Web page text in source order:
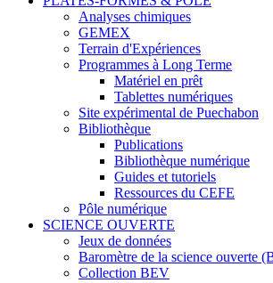
Analyses chimiques
GEMEX
Terrain d'Expériences
Programmes à Long Terme
Matériel en prêt
Tablettes numériques
Site expérimental de Puechabon
Bibliothèque
Publications
Bibliothèque numérique
Guides et tutoriels
Ressources du CEFE
Pôle numérique
SCIENCE OUVERTE
Jeux de données
Baromètre de la science ouverte
Collection BEV